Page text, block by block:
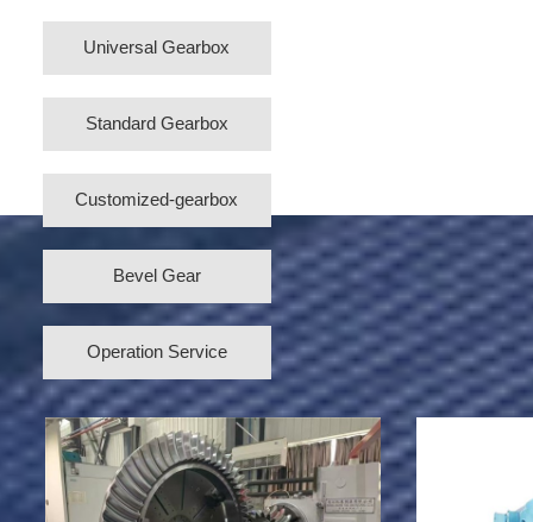
Universal Gearbox
Standard Gearbox
Customized-gearbox
Bevel Gear
Operation Service